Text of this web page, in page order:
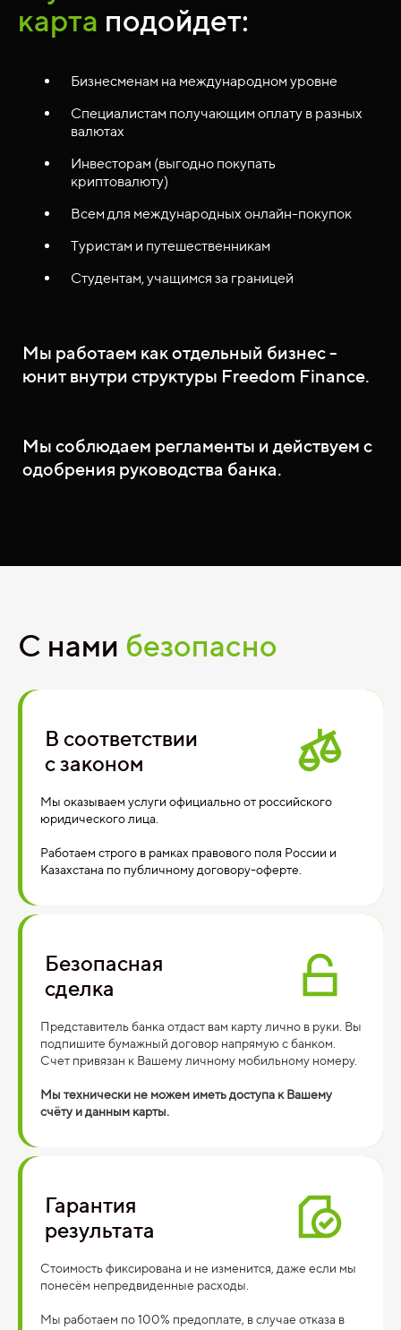
карта подойдет:
Бизнесменам на международном уровне
Специалистам получающим оплату в разных
валютах
Инвесторам (выгодно покупать
криптовалюту)
Всем для международных онлайн-покупок
Туристам и путешественникам
Студентам, учащимся за границей
Мы работаем как отдельный бизнес -
юнит внутри структуры Freedom Finance.
Мы соблюдаем регламенты и действуем с
одобрения руководства банка.
С нами безопасно
В соответствии
с законом
Мы оказываем услуги официально от российского
юридического лица.
Работаем строго в рамках правового поля России и
Казахстана по публичному договору-оферте.
Безопасная
сделка
Представитель банка отдаст вам карту лично в руки. Вы
подпишите бумажный договор напрямую с банком.
Счет привязан к Вашему личному мобильному номеру.
Мы технически не можем иметь доступа к Вашему
счёту и данным карты.
Гарантия
результата
Стоимость фиксирована и не изменится, даже если мы
понесём непредвиденные расходы.
Мы работаем по 100% предоплате, в случае отказа в